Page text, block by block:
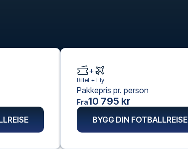
+
Billet + Fly
Pakkepris pr. person
Fra10 795 kr
BYGG DIN FOTBALLREISE